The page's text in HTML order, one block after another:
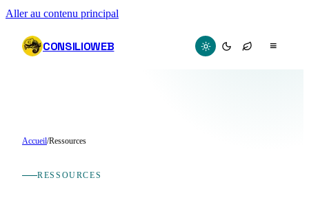
Aller au contenu principal
CONSILIOWEB ≡
Accueil/Ressources
RESSOURCES